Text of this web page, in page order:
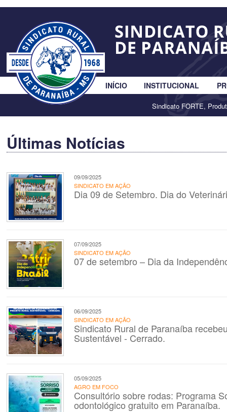
INÍCIO INSTITUCIONAL
Sindicato FORTE,
Últimas Notícias
09/09/2025
SINDICATO EM AÇÃO
Dia 09 de Setembro. Dia do
07/09/2025
SINDICATO EM AÇÃO
07 de setembro – Dia da
06/09/2025
SINDICATO EM AÇÃO
Sindicato Rural de Paranaíba
Sustentável - Cerrado.
05/09/2025
AGRO EM FOCO
Consultório sobre rodas: Programa
odontológico gratuito em Paranaíba.